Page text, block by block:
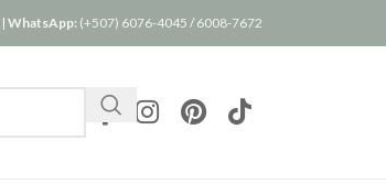
| WhatsApp: (+507) 6076-4045 /6008-7672